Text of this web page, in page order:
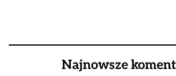
Najnowsze